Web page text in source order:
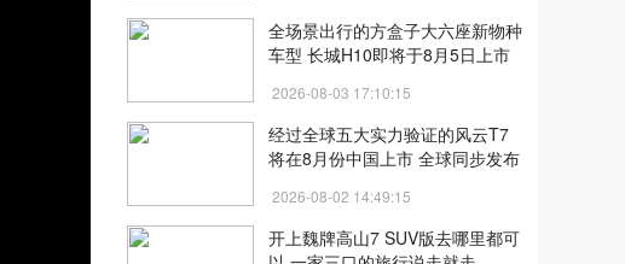
全场景出行的方盒子大六座新物种
车型 长城H10即将于8月5日上市
2026-08-03 17:10:15
经过全球五大实力验证的风云T7
将在8月份中国上市 全球同步发布
2026-08-02 14:49:15
开上魏牌高山7 SUV版去哪里都可